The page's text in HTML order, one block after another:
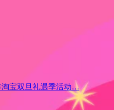
淘宝双旦礼遇季活动…